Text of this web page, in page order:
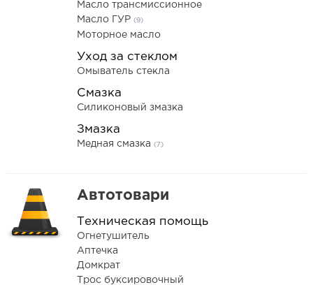
Масло трансмиссионное
Масло ГУР (9)
Моторное масло
Уход за стеклом
Омыватель стекла
Смазка
Силиконовый змазка
Змазка
Медная смазка (7)
Автотовари
Техническая помощь
Огнетушитель
Аптечка
Домкрат
Трос буксировочный